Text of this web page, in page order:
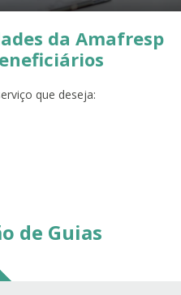
da Amafresp
que deseja:
de Guias